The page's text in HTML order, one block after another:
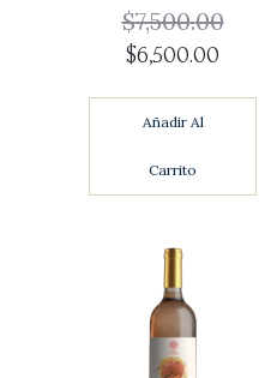
$7,50000
El
original
$7,5000
$6,50000
Añadir Al
Carrito